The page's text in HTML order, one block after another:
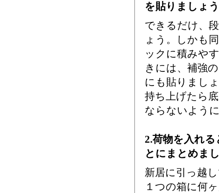
を貼りましょ
できるだけ、
ょう。しかも
ックに積みや
きには、補強
にも貼りまし
持ち上げたら
ならないよう
2.荷物を入れ
とにまとめま
新居に引っ越
１つの箱に何